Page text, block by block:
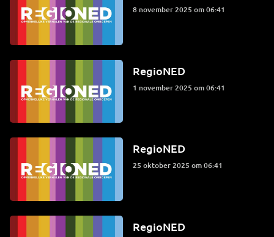
8 november 2025 om 06:41
RegioNED
1 november 2025 om 06:41
RegioNED
25 oktober 2025 om 06:41
RegioNED